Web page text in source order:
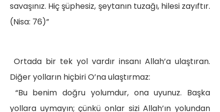
savaşınız. Hiç şüphesiz, şeytanın tuzağı, hilesi zayıftır.
(Nisa: 76)”
Ortada bir tek yol vardır insanı Allah’a ulaştıran.
Diğer yolların hiçbiri O’na ulaştırmaz:
“Bu benim doğru yolumdur, ona uyunuz. Başka
yollara uymayın; çünkü onlar sizi Allah’ın yolundan